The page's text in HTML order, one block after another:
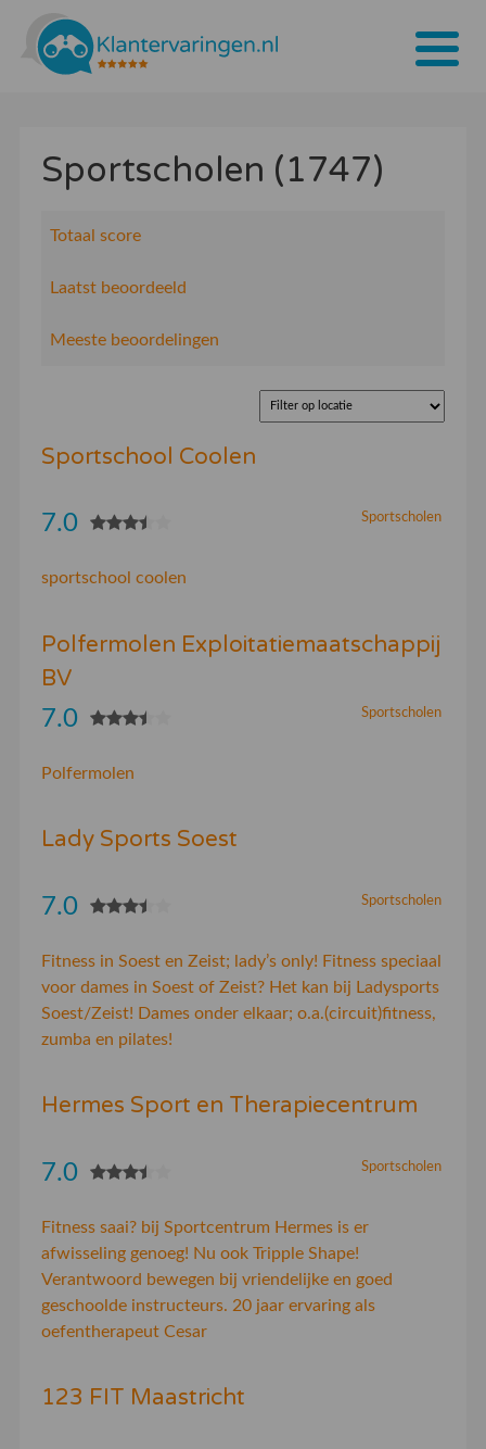
Tarieven
Inloggen
Sportscholen (1747)
Totaal score
Laatst beoordeeld
Meeste beoordelingen
Sportschool Coolen
Sportscholen
7.0
sportschool coolen
Polfermolen Exploitatiemaatschappij
BV
Sportscholen
7.0
Polfermolen
Lady Sports Soest
Sportscholen
7.0
Fitness in Soest en Zeist; lady’s only! Fitness speciaal
voor dames in Soest of Zeist? Het kan bij Ladysports
Soest/Zeist! Dames onder elkaar; o.a.(circuit)fitness,
zumba en pilates!
Hermes Sport en Therapiecentrum
Sportscholen
7.0
Fitness saai? bij Sportcentrum Hermes is er
afwisseling genoeg! Nu ook Tripple Shape!
Verantwoord bewegen bij vriendelijke en goed
geschoolde instructeurs. 20 jaar ervaring als
oefentherapeut Cesar
123 FIT Maastricht